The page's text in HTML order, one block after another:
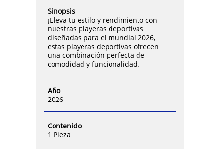
Sinopsis
¡Eleva tu estilo y rendimiento con
nuestras playeras deportivas
diseñadas para el mundial 2026,
estas playeras deportivas ofrecen
una combinación perfecta de
comodidad y funcionalidad.
Año
2026
Contenido
1 Pieza